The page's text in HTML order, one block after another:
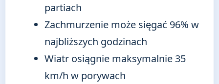
partiach
Zachmurzenie może sięgać 96% w
najbliższych godzinach
Wiatr osiągnie maksymalnie 35
km/h w porywach